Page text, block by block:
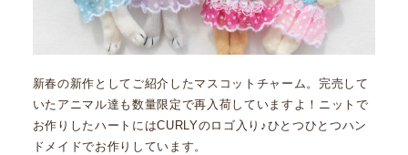
新春の新作としてご紹介したマスコットチャーム。完売して
いたアニマル達も数量限定で再入荷していますよ！ニットで
お作りしたハートにはCURLYのロゴ入り♪ひとつひとつハン
ドメイドでお作りしています。